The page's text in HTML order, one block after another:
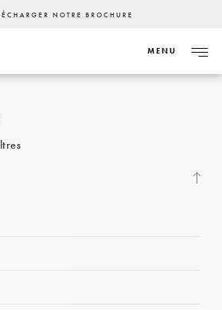
NOTRE BROCHURE
MENU